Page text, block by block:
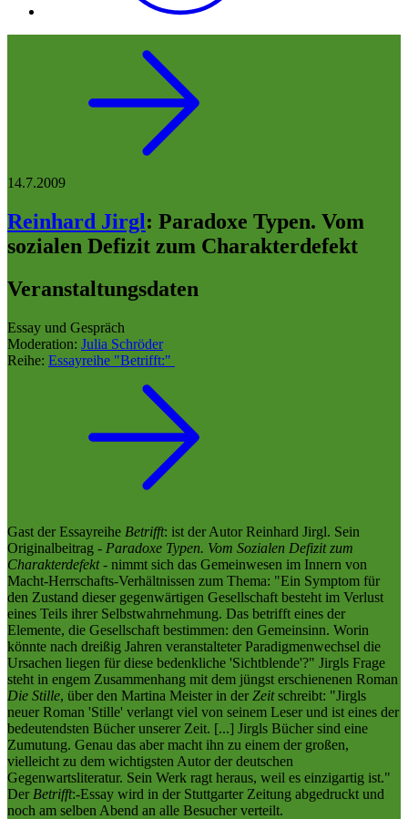
14.7.2009
Reinhard Jirgl: Paradoxe Typen. Vom
sozialen Defizit zum Charakterdefekt
Veranstaltungsdaten
Essay und Gespräch
Moderation: Julia Schröder
Reihe: Essayreihe "Betrifft:"
Gast der Essayreihe Betrifft: ist der Autor Reinhard Jirgl. Sein
Originalbeitrag - Paradoxe Typen. Vom Sozialen Defizit zum
Charakterdefekt- nimmt sich das Gemeinwesen im Innern von
Macht-Herrschafts-Verhältnissen zum Thema: "Ein Symptom für
den Zustand dieser gegenwärtigen Gesellschaft besteht im Verlust
eines Teils ihrer Selbstwahrnehmung. Das betrifft eines der
Elemente, die Gesellschaft bestimmen: den Gemeinsinn. Worin
könnte nach dreißig Jahren veranstalteter Paradigmenwechsel die
Ursachen liegen für diese bedenkliche 'Sichtblende'?" Jirgls Frage
steht in engem Zusammenhang mit dem jüngst erschienenen Roman
Die Stille, über den Martina Meister in derZeitschreibt: "Jirgls
neuer Roman 'Stille' verlangt viel von seinem Leser und ist eines der
bedeutendsten Bücher unserer Zeit. [...] Jirgls Bücher sind eine
Zumutung. Genau das aber macht ihn zu einem der großen,
vielleicht zu dem wichtigsten Autor der deutschen
Gegenwartsliteratur. Sein Werk ragt heraus, weil es einzigartig ist."
Der Betrifft:-Essay wird in der Stuttgarter Zeitung abgedruckt und
noch am selben Abend an alle Besucher verteilt.